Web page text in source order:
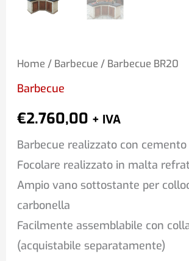
Home / Barbecue / Barbecue BR20
Barbecue
€2.760,00 + IVA
Barbecue realizzato con
Focolare realizzato in malta
Ampio vano sottostante per
carbonella
Facilmente assemblabile con
(acquistabile separatamente)